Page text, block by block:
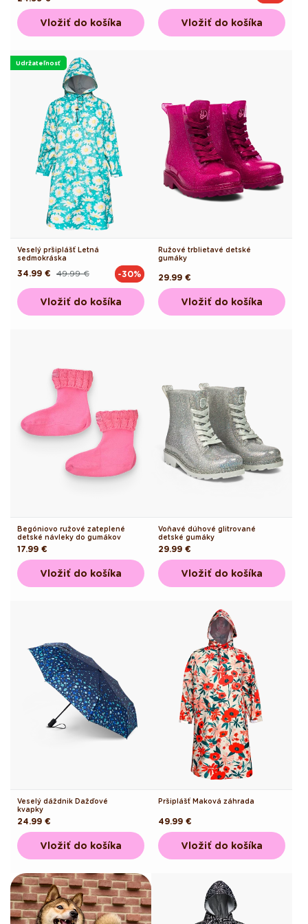
cena
Vložiť do košíka Vložiť do košíka
Udržateľnosť
Veselý pršiplášť Letná
sedmokráska
Pôvodná49.99 €
Akciová
34.99 € -30%
Vložiť do košíka
Ružové trblietavé detské
gumáky
Pôvodná
cena
29.99 €
Vložiť do košíka
Begóniovo ružové zateplené
detské návleky do gumákov
Pôvodná
cena
17.99 €
Vložiť do košíka
Voňavé dúhové glitrované
detské gumáky
Pôvodná
cena
29.99 €
Vložiť do košíka
Veselý dáždnik Dažďové
kvapky
Pôvodná
cena
24.99 €
Vložiť do košíka
Pršiplášť Maková záhrada
Pôvodná
cena
49.99 €
Vložiť do košíka